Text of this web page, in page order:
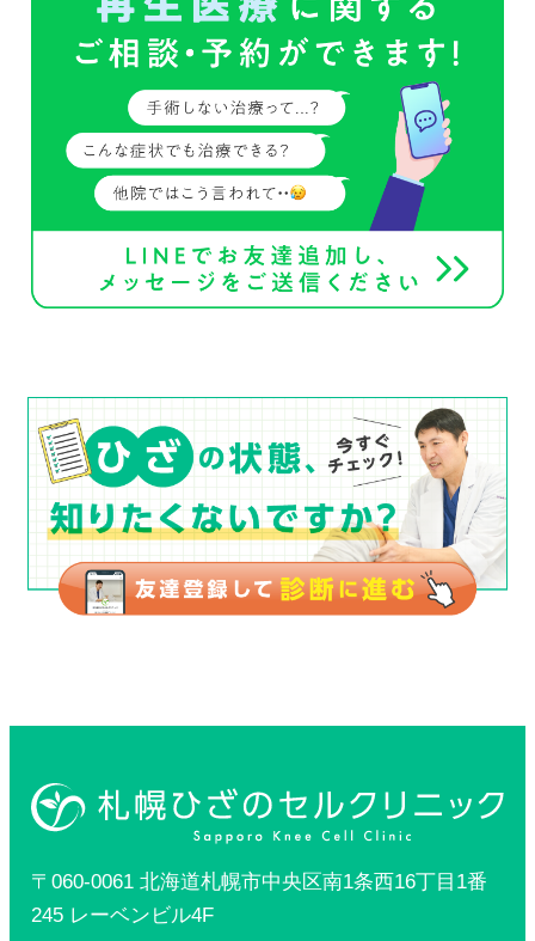
〒060-0061 北海道札幌市中央区南1条西16丁目1番
245 レーベンビル4F